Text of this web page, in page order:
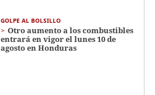
GOLPE AL BOLSILLO
Otro aumento a los combustibles
entrará en vigor el lunes 10 de
agosto en Honduras